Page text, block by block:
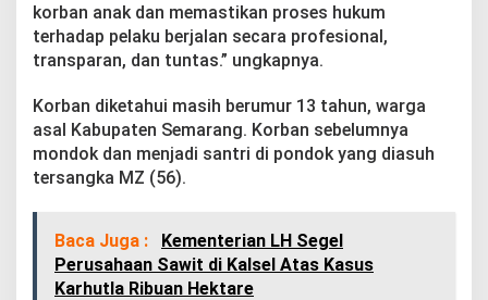
,
P
l
k
u
P
y
a
K
korban anak dan memastikan proses hukum
terhadap pelaku berjalan secara profesional,
transparan, dan tuntas.” ungkapnya.
Korban diketahui masih berumur 13 tahun, warga
asal Kabupaten Semarang. Korban sebelumnya
mondok dan menjadi santri di pondok yang diasuh
tersangka MZ (56).
Baca Juga :
Kementerian LH Segel
Perusahaan Sawit di Kalsel Atas Kasus
Karhutla Ribuan Hektare